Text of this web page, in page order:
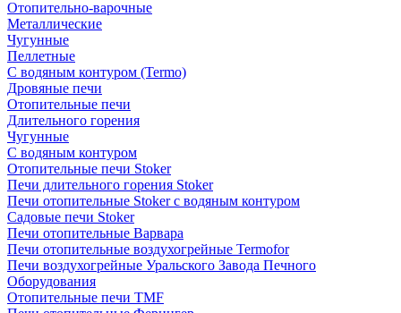
Отопительно-варочные
Металлические
Чугунные
Пеллетные
С водяным контуром (Termo)
Дровяные печи
Отопительные печи
Длительного горения
Чугунные
C водяным контуром
Отопительные печи Stoker
Печи длительного горения Stoker
Печи отопительные Stoker с водяным контуром
Садовые печи Stoker
Печи отопительные Варвара
Печи отопительные воздухогрейные Termofor
Печи воздухогрейные Уральского Завода Печного
Оборудования
Отопительные печи TMF